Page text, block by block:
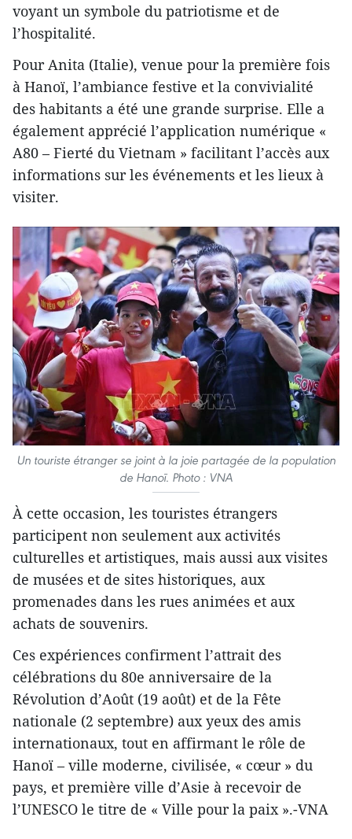
voyant un symbole du patriotisme et de
l’hospitalité.
Pour Anita (Italie), venue pour la première fois
à Hanoï, l’ambiance festive et la convivialité
des habitants a été une grande surprise. Elle a
également apprécié l’application numérique «
A80 – Fierté du Vietnam » facilitant l’accès aux
informations sur les événements et les lieux à
visiter.
Un touriste étranger se joint à la joie partagée de la population
de Hanoï. Photo : VNA
À cette occasion, les touristes étrangers
participent non seulement aux activités
culturelles et artistiques, mais aussi aux visites
de musées et de sites historiques, aux
promenades dans les rues animées et aux
achats de souvenirs.
Ces expériences confirment l’attrait des
célébrations du 80e anniversaire de la
Révolution d’Août (19 août) et de la Fête
nationale (2 septembre) aux yeux des amis
internationaux, tout en affirmant le rôle de
Hanoï – ville moderne, civilisée, « cœur » du
pays, et première ville d’Asie à recevoir de
l’UNESCO le titre de « Ville pour la paix ».-VNA